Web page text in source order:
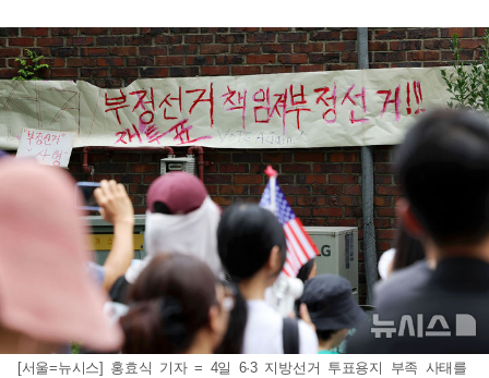
[서울=뉴시스] 홍효식 기자 = 4일 6·3 지방선거 투표용지 부족 사태를